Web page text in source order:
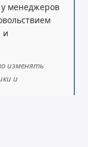
менеджеров
и
изменять
и